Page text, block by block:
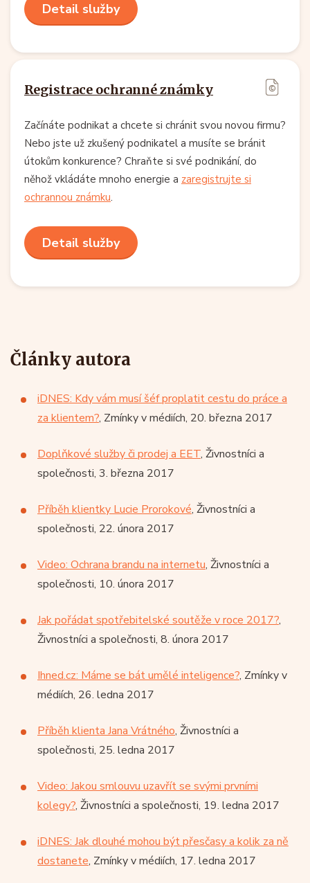
Detail služby
Registrace ochranné známky
Začínáte podnikat a chcete si chránit svou novou firmu?
Nebo jste už zkušený podnikatel a musíte se bránit
útokům konkurence? Chraňte si své podnikání, do
něhož vkládáte mnoho energie a zaregistrujte si
ochrannou známku.
Detail služby
Články autora
iDNES: Kdy vám musí šéf proplatit cestu do práce a
za klientem?, Zmínky v médiích, 20. března 2017
Doplňkové služby či prodej a EET, Živnostníci a
společnosti, 3. března 2017
Příběh klientky Lucie Prorokové, Živnostníci a
společnosti, 22. února 2017
Video: Ochrana brandu na internetu, Živnostníci a
společnosti, 10. února 2017
Jak pořádat spotřebitelské soutěže v roce 2017?,
Živnostníci a společnosti, 8. února 2017
Ihned.cz: Máme se bát umělé inteligence?, Zmínky v
médiích, 26. ledna 2017
Příběh klienta Jana Vrátného, Živnostníci a
společnosti, 25. ledna 2017
Video: Jakou smlouvu uzavřít se svými prvními
kolegy?, Živnostníci a společnosti, 19. ledna 2017
iDNES: Jak dlouhé mohou být přesčasy a kolik za ně
dostanete, Zmínky v médiích, 17. ledna 2017